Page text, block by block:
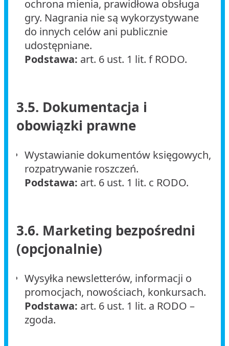
ochrona mienia, prawidłowa obsługa
gry. Nagrania nie są wykorzystywane
do innych celów ani publicznie
udostępniane.
Podstawa: art. 6 ust. 1 lit. f RODO.
3.5. Dokumentacja i
obowiązki prawne
Wystawianie dokumentów księgowych,
rozpatrywanie roszczeń.
Podstawa: art. 6 ust. 1 lit. c RODO.
3.6. Marketing bezpośredni
(opcjonalnie)
Wysyłka newsletterów, informacji o
promocjach, nowościach, konkursach.
Podstawa: art. 6 ust. 1 lit. a RODO –
zgoda.